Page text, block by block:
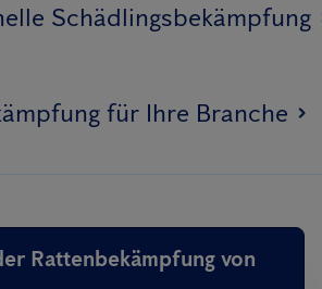
Schädlingsbekämpfung
für Ihre Branche
Rattenbekämpfung von